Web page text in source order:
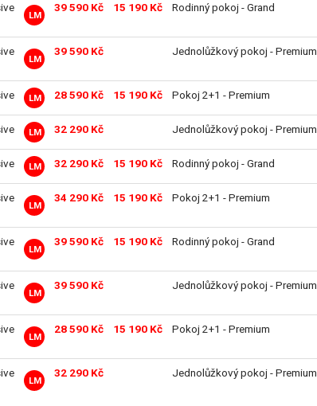
LM
39 590 Kč 15 190 Kč Rodinný pokoj - Grand
LM
39 590 Kč Jednolůžkový pokoj - Premium
LM 28 590 Kč 15 190 Kč Pokoj 2+1 - Premium
LM 32 290 Kč Jednolůžkový pokoj - Premium
LM 32 290 Kč 15 190 Kč Rodinný pokoj - Grand
LM
34 290 Kč 15 190 Kč Pokoj 2+1 - Premium
LM
39 590 Kč 15 190 Kč Rodinný pokoj - Grand
LM
39 590 Kč Jednolůžkový pokoj - Premium
LM
28 590 Kč 15 190 Kč Pokoj 2+1 - Premium
LM
32 290 Kč Jednolůžkový pokoj - Premium